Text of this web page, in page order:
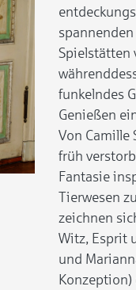
Spielstätten
funkelndes
Genießen
Von Camille
früh
Fantasie
Tierwesen
zeichnen
Witz, Esprit
und